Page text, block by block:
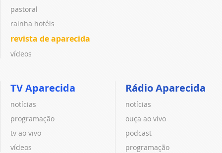
pastoral
rainha hotéis
revista de aparecida
vídeos
TV Aparecida
notícias
programação
tv ao vivo
vídeos
Rádio Aparecida
notícias
ouça ao vivo
podcast
programação